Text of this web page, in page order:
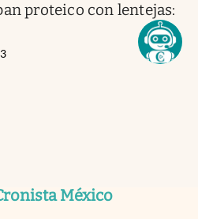
proteico con lentejas:
México